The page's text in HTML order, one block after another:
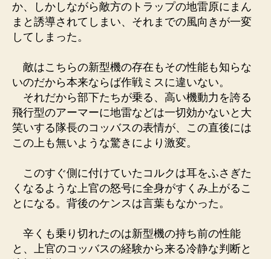
か、しかしながら敵方のトラップの地雷原にまん
まと誘導されてしまい、それまでの風向きが一変
してしまった。
敵はこちらの新型機の存在もその性能も知らな
いのだから本来ならば作戦ミスに違いない。
それだから部下たちが乗る、高い機動力を誇る
飛行型のアーマーに地雷などは一切効かないと大
笑いする隊長のコッバスの表情が、この直後には
この上も無いような驚きにより激変。
このすぐ側に付けていたコルクは耳をふさぎた
くなるような上官の怒号に全身がすくみ上がるこ
とになる。背後のケンスは言葉もなかった。
辛くも乗り切れたのは新型機の持ち前の性能
と、上官のコッバスの経験から来る冷静な判断と